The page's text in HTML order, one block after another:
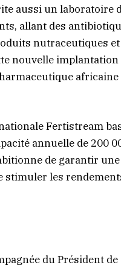
aussi un laboratoire
allant des
nutraceutiques et
nouvelle implantation
africaine
Fertistream
annuelle de 200
de garantir une
stimuler les
du Président de